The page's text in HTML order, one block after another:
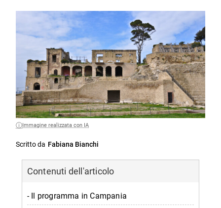
Immagine realizzata con IA
Scritto da Fabiana Bianchi
Contenuti dell'articolo
- Il programma in Campania